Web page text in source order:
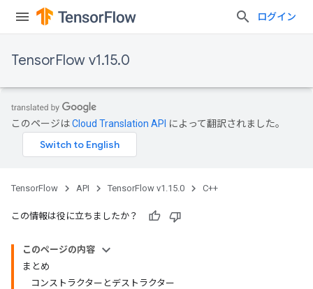
ログイン
TensorFlow v1.15.0
このページはCloud Translation API によって翻訳されました。
TensorFlow API TensorFlow v1.15.0 C++
この情報は役に立ちましたか？
このページの内容
まとめ
コンストラクターとデストラクター